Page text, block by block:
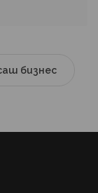
бизнес